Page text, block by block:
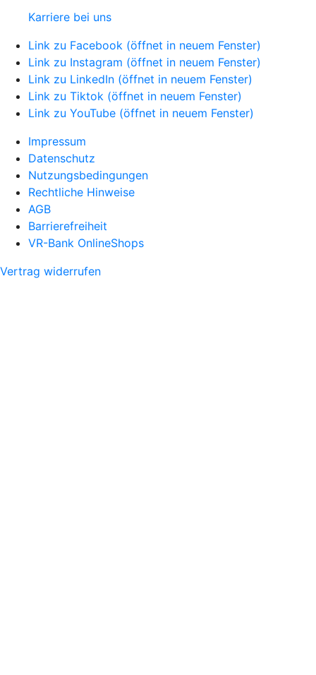
Karriere bei uns
Link zu Facebook (öffnet in neuem Fenster)
Link zu Instagram (öffnet in neuem Fenster)
Link zu LinkedIn (öffnet in neuem Fenster)
Link zu Tiktok (öffnet in neuem Fenster)
Link zu YouTube (öffnet in neuem Fenster)
Impressum
Datenschutz
Nutzungsbedingungen
Rechtliche Hinweise
AGB
Barrierefreiheit
VR-Bank OnlineShops
Vertrag widerrufen